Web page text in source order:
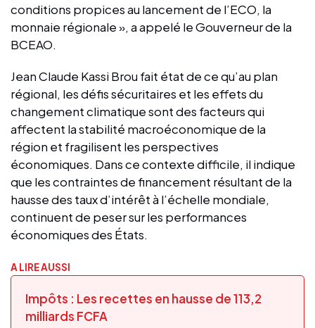
conditions propices au lancement de l’ECO, la
monnaie régionale », a appelé le Gouverneur de la
BCEAO.
Jean Claude Kassi Brou fait état de ce qu’au plan
régional, les défis sécuritaires et les effets du
changement climatique sont des facteurs qui
affectent la stabilité macroéconomique de la
région et fragilisent les perspectives
économiques. Dans ce contexte difficile, il indique
que les contraintes de financement résultant de la
hausse des taux d’intérêt à l’échelle mondiale,
continuent de peser sur les performances
économiques des États.
A LIRE AUSSI
Impôts : Les recettes en hausse de 113,2
milliards FCFA